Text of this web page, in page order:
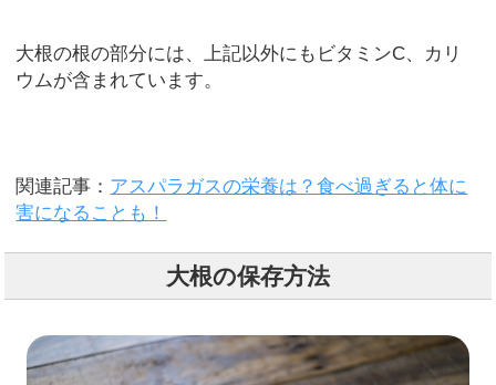
大根の根の部分には、上記以外にもビタミンC、カリ
ウムが含まれています。
関連記事： アスパラガスの栄養は？食べ過ぎると体に
害になることも！
大根の保存方法